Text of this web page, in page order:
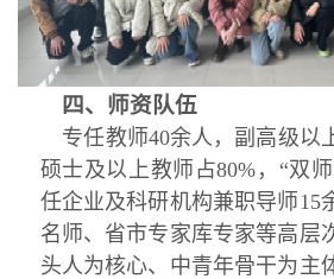
四、师资队伍
专任教师40余人，副高级以
硕士及以上教师占80%，“双
任企业及科研机构兼职导师15
名师、省市专家库专家等高层
头人为核心、中青年骨干为主